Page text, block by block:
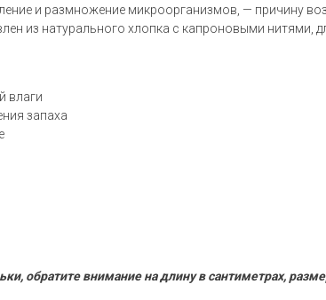
и размножение микроорганизмов, — причину
из натурального хлопка с капроновыми нитями,
влаги
запаха
обратите внимание на длину в сантиметрах,